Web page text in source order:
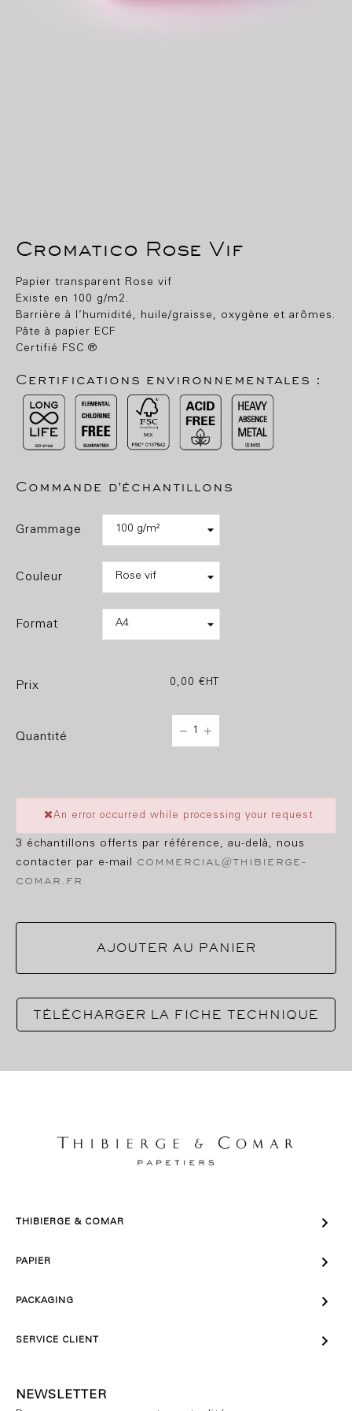
Cromatico Rose Vif
Papier transparent Rose vif
Existe en 100 g/m2.
Barrière à l’humidité, huile/graisse, oxygène et arômes.
Pâte à papier ECF
Certifié FSC ®
Certifications environnementales :
Commande d'échantillons
grammage
couleur
format
prix 0,00 € HT
quantité
An error occurred while processing your request
3 échantillons offerts par référence, au-delà, nous
contacter par e-mail commercial@thibierge-
comar.fr
AJOUTER AU PANIER
TÉLÉCHARGER LA FICHE TECHNIQUE
THIBIERGE & COMAR 
PAPIER 
PACKAGING 
SERVICE CLIENT 
NEWSLETTER